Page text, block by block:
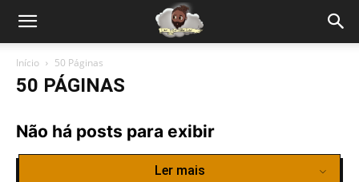
Início 50 Páginas
50 PÁGINAS
Não há posts para exibir
Ler mais